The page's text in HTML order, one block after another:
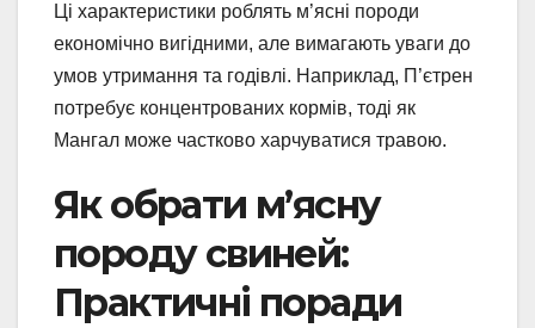
Ці характеристики роблять м’ясні породи
економічно вигідними, але вимагають уваги до
умов утримання та годівлі. Наприклад, П’єтрен
потребує концентрованих кормів, тоді як
Мангал може частково харчуватися травою.
Як обрати м’ясну
породу свиней:
Практичні поради